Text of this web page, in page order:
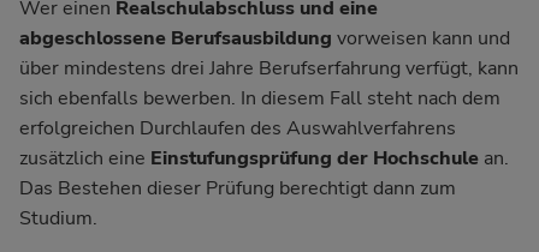
Wer einen Realschulabschluss und eine
abgeschlossene Berufsausbildung vorweisen kann und
über mindestens drei Jahre Berufserfahrung verfügt, kann
sich ebenfalls bewerben. In diesem Fall steht nach dem
erfolgreichen Durchlaufen des Auswahlverfahrens
zusätzlich eine Einstufungsprüfung der Hochschule an.
Das Bestehen dieser Prüfung berechtigt dann zum
Studium.